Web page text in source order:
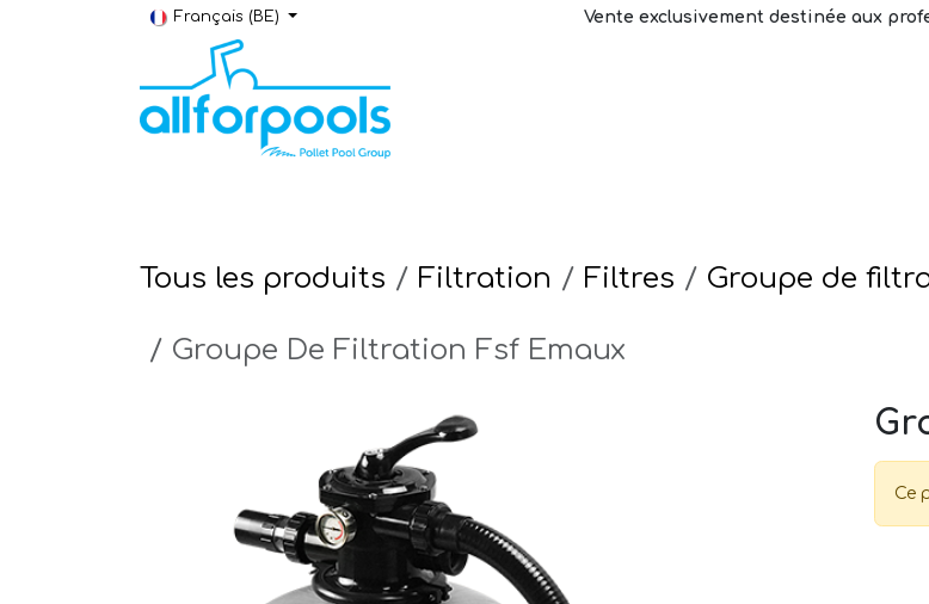
Se rendre au contenu
Français (BE) Vente exclusivement destinée aux
Tous les produits Filtration Filtres Groupe de
Groupe De Filtration Fsf Emaux
Ce